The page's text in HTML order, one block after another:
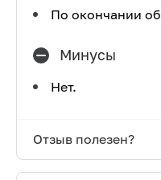
По окончании
Минусы
Нет.
Отзыв полезен?